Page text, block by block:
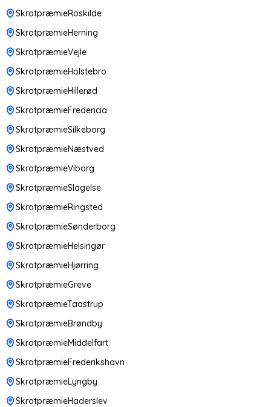
SkrotpræmieRoskilde
SkrotpræmieHerning
SkrotpræmieVejle
SkrotpræmieHolstebro
SkrotpræmieHillerød
SkrotpræmieFredericia
SkrotpræmieSilkeborg
SkrotpræmieNæstved
SkrotpræmieViborg
SkrotpræmieSlagelse
SkrotpræmieRingsted
SkrotpræmieSønderborg
SkrotpræmieHelsingør
SkrotpræmieHjørring
SkrotpræmieGreve
SkrotpræmieTaastrup
SkrotpræmieBrøndby
SkrotpræmieMiddelfart
SkrotpræmieFrederikshavn
SkrotpræmieLyngby
SkrotpræmieHaderslev